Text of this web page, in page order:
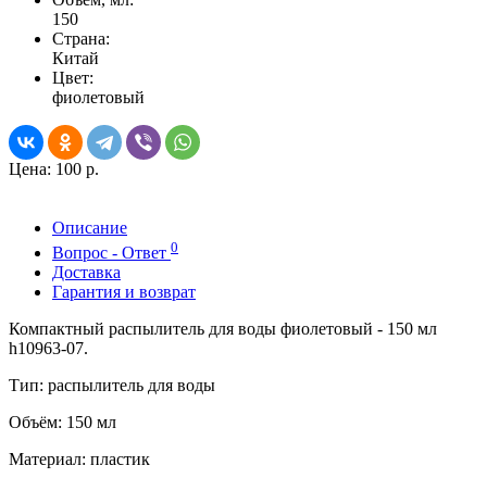
150
Страна:
Китай
Цвет:
фиолетовый
Цена: 100 р.
Описание
Вопрос - Ответ 0
Доставка
Гарантия и возврат
Компактный распылитель для воды фиолетовый - 150 мл
h10963-07.
Тип: распылитель для воды
Объём: 150 мл
Материал: пластик